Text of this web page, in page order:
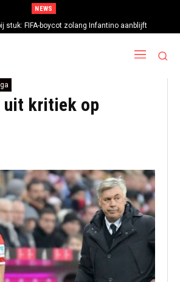
NEWS
stuk: FIFA-boycot zolang Infantino aanblijft
kritiek op